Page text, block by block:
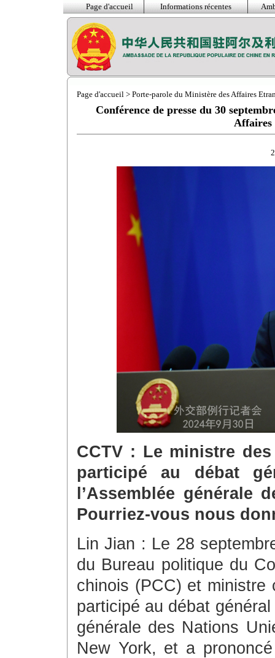
Page d'accueil Informations récentes
Page d'accueil > Porte-parole du Ministère des Affaires
Conférence de presse du 30
Affaires
CCTV : Le ministre
participé au débat
l’Assemblée générale
Pourriez-vous nous
Lin Jian : Le 28
du Bureau politique du
chinois (PCC) et ministre
participé au débat
générale des Nations
New York, et a